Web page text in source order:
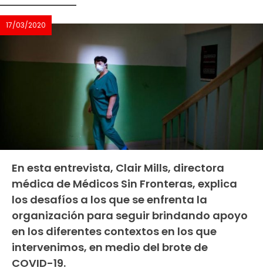
17/03/2020
En esta entrevista, Clair Mills, directora
médica de Médicos Sin Fronteras, explica
los desafíos a los que se enfrenta la
organización para seguir brindando apoyo
en los diferentes contextos en los que
intervenimos, en medio del brote de
COVID-19.